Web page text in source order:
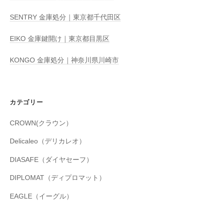
SENTRY 金庫処分｜東京都千代田区
EIKO 金庫鍵開け｜東京都目黒区
KONGO 金庫処分｜神奈川県川崎市
カテゴリー
CROWN(クラウン）
Delicaleo（デリカレオ）
DIASAFE（ダイヤセーフ）
DIPLOMAT（ディプロマット）
EAGLE（イーグル）